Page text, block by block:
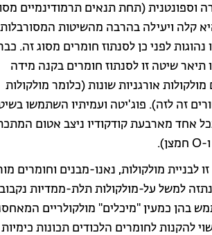
וספונטנית (תחת תנאים תרמודינמיים
קלה ויעילה בהרבה מהשיטות
לפני כן לסנתוז חומרים מסוג זה.
תיאר שיטה זו לסנתוז חומרים בקנה מידה
אורגניות שונות (כלומר מולקולות
זה לזה). פוג'יטה ועמיתיו השתמשו
אחד מארבעת קודקודיו ניצב אטום
מולקולות, נאנו-מבנים וחומרים
למשל על-מולקולות תלת-ממדיות
בהן כמעין "מיכלים" מולקולריים
להקנות לחומרים הלכודים תכונות כימיות